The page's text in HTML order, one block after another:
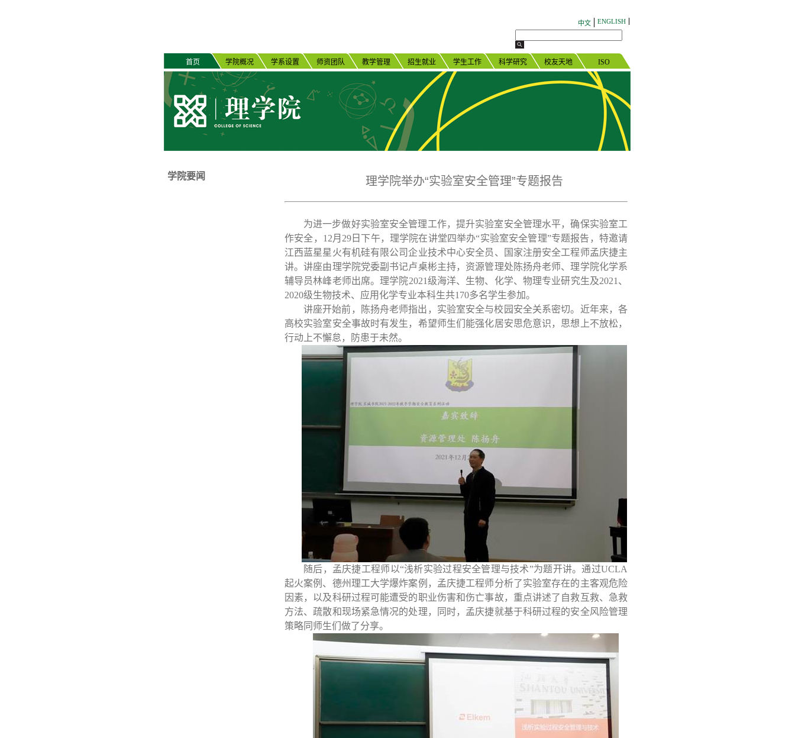
中文 ENGLISH
首页 学院概况 学系设置 师资团队 教学管理 招生就业 学生工作 科学研究 校友天地 ISO
学院要闻 理学院举办“实验室安全管理”专题报告
为进一步做好实验室安全管理工作，提升实验室安全管理水平，确保实验室工
作安全， 12月 29 日下午，理学院在讲堂四举办“实验室安全管理”专题报告，特邀请
江西蓝星星火有机硅有限公司企业技术中心安全员、国家注册安全工程师孟庆捷主
讲。讲座由理学院党委副书记卢桌彬主持，资源管理处陈扬舟老师、理学院化学系
辅导员林峰老师出席。理学院2021级海洋、生物、化学、物理专业研究生及2021 、
2020级生物技术、应用化学专业本科生共170多名学生参加。
讲座开始前，陈扬舟老师指出，实验室安全与校园安全关系密切。近年来，各
高校实验室安全事故时有发生，希望师生们能强化居安思危意识，思想上不放松，
行动上不懈怠，防患于未然。
随后，孟庆捷工程师以“浅析实验过程安全管理与技术”为题开讲。通过UCLA
起火案例、德州理工大学爆炸案例，孟庆捷工程师分析了实验室存在的主客观危险
因素，以及科研过程可能遭受的职业伤害和伤亡事故，重点讲述了自救互救、急救
方法、疏散和现场紧急情况的处理，同时，孟庆捷就基于科研过程的安全风险管理
策略同师生们做了分享。